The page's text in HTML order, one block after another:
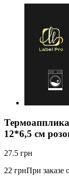
12*6,5 см
27.5 грн
22 грнПри заказе